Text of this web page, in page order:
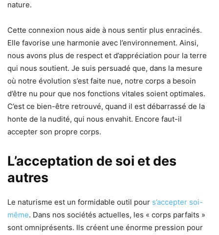
nature.
Cette connexion nous aide à nous sentir plus enracinés.
Elle favorise une harmonie avec l’environnement. Ainsi,
nous avons plus de respect et d’appréciation pour la terre
qui nous soutient. Je suis persuadé que, dans la mesure
où notre évolution s’est faite nue, notre corps a besoin
d’être nu pour que nos fonctions vitales soient optimales.
C’est ce bien-être retrouvé, quand il est débarrassé de la
honte de la nudité, qui nous envahit. Encore faut-il
accepter son propre corps.
L’acceptation de soi et des
autres
Le naturisme est un formidable outil pour s’accepter soi-
même. Dans nos sociétés actuelles, les « corps parfaits »
sont omniprésents. Ils créent une énorme pression pour